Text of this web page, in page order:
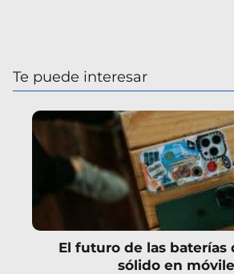
Te puede interesar
El futuro de las baterías
sólido en